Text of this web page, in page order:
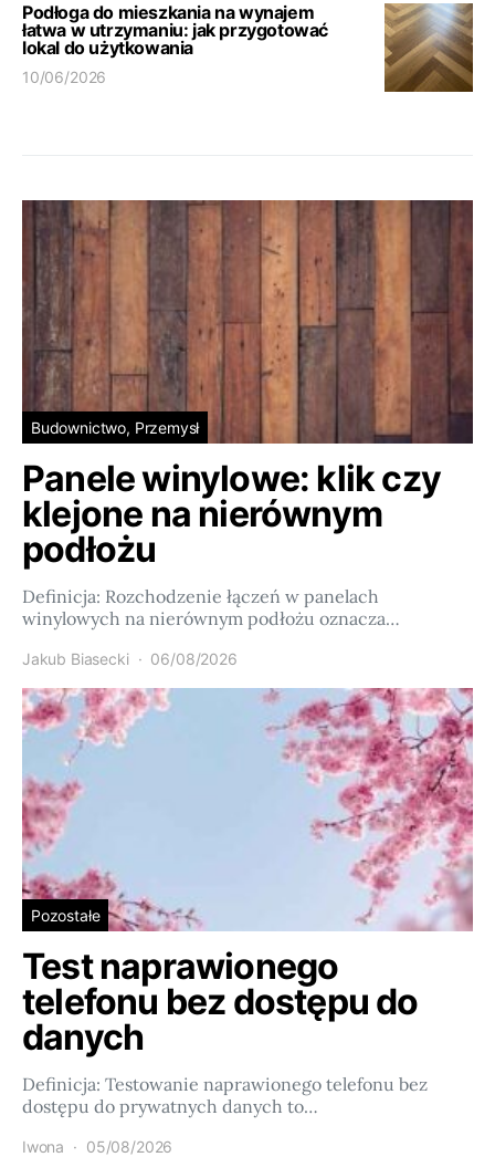
Podłoga do mieszkania na wynajem
łatwa w utrzymaniu: jak przygotować
lokal do użytkowania
10/06/2026
Budownictwo, Przemysł
Panele winylowe: klik czy
klejone na nierównym
podłożu
Definicja: Rozchodzenie łączeń w panelach
winylowych na nierównym podłożu oznacza…
Jakub Biasecki 06/08/2026
Pozostałe
Test naprawionego
telefonu bez dostępu do
danych
Definicja: Testowanie naprawionego telefonu bez
dostępu do prywatnych danych to…
Iwona 05/08/2026